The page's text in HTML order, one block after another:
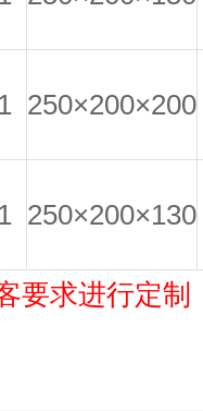
250×200×200
250×200×130
要求进行定制